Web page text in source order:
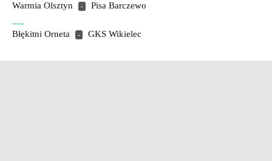
Warmia Olsztyn - Pisa Barczewo
-----
Błękitni Orneta - GKS Wikielec